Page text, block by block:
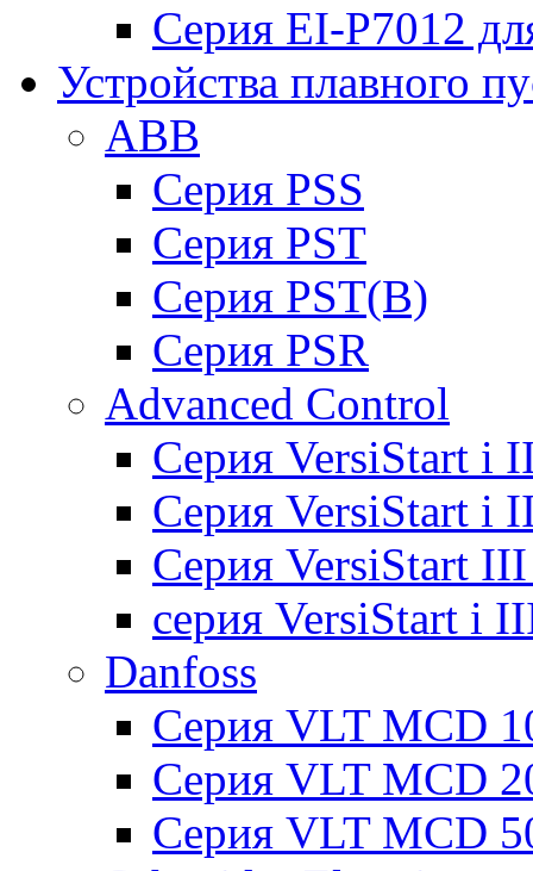
Серия EI-P7012
Устройства плавного
ABB
Cерия PSS
Cерия PST
Cерия PST(B)
Серия PSR
Advanced Control
Cерия VersiStart i
Cерия VersiStart i
Cерия VersiStart
серия VersiStart i
Danfoss
Серия VLT MCD
Серия VLT MCD
Серия VLT MCD